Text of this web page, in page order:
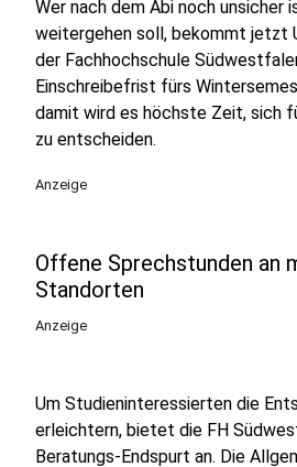
Wer nach dem Abi noch unsicher
weitergehen soll, bekommt jetzt
der Fachhochschule
Einschreibefrist fürs
damit wird es höchste Zeit, sich
zu entscheiden.
Anzeige
Offene Sprechstunden an
Standorten
Anzeige
Um Studieninteressierten die
erleichtern, bietet die FH
Beratungs-Endspurt an. Die